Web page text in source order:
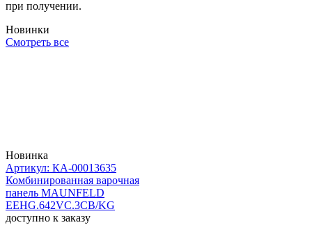
при получении.
Новинки
Смотреть все
Новинка
Артикул: КА-00013635
Комбинированная варочная
панель MAUNFELD
EEHG.642VC.3CB/KG
доступно к заказу